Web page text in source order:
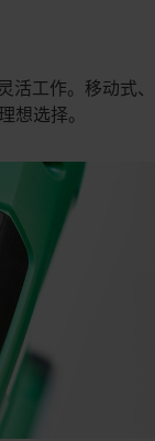
活工作。移动式、
想选择。